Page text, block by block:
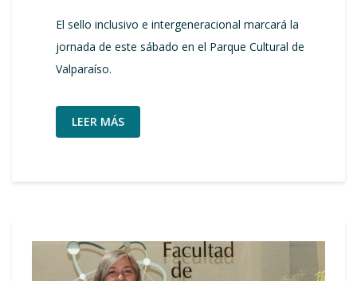
El sello inclusivo e intergeneracional marcará la
jornada de este sábado en el Parque Cultural de
Valparaíso.
LEER MÁS